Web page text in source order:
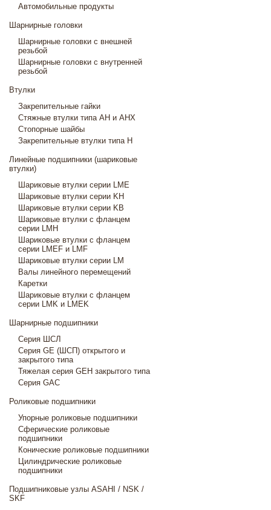
Автомобильные продукты
Шарнирные головки
Шарнирные головки с внешней
резьбой
Шарнирные головки с внутренней
резьбой
Втулки
Закрепительные гайки
Стяжные втулки типа AH и AHX
Стопорные шайбы
Закрепительные втулки типа H
Линейные подшипники (шариковые
втулки)
Шариковые втулки серии LME
Шариковые втулки серии KH
Шариковые втулки серии KB
Шариковые втулки с фланцем
серии LMH
Шариковые втулки с фланцем
серии LMEF и LMF
Шариковые втулки серии LM
Валы линейного перемещений
Каретки
Шариковые втулки с фланцем
серии LMK и LMEK
Шарнирные подшипники
Cерия ШСЛ
Серия GE (ШСП) открытого и
закрытого типа
Тяжелая серия GEH закрытого типа
Серия GAC
Роликовые подшипники
Упорные роликовые подшипники
Сферические роликовые
подшипники
Конические роликовые подшипники
Цилиндрические роликовые
подшипники
Подшипниковые узлы ASAHI / NSK /
SKF